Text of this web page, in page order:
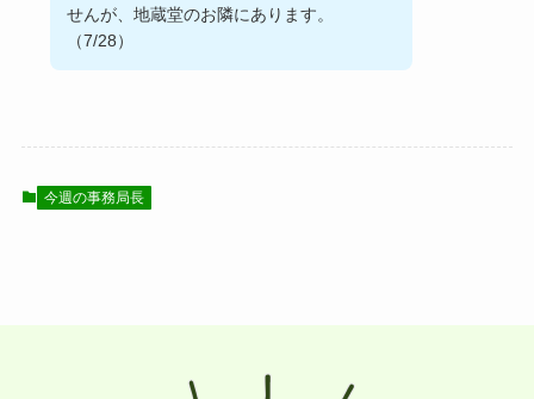
せんが、地蔵堂のお隣にあります。
（7/28）
今週の事務局長